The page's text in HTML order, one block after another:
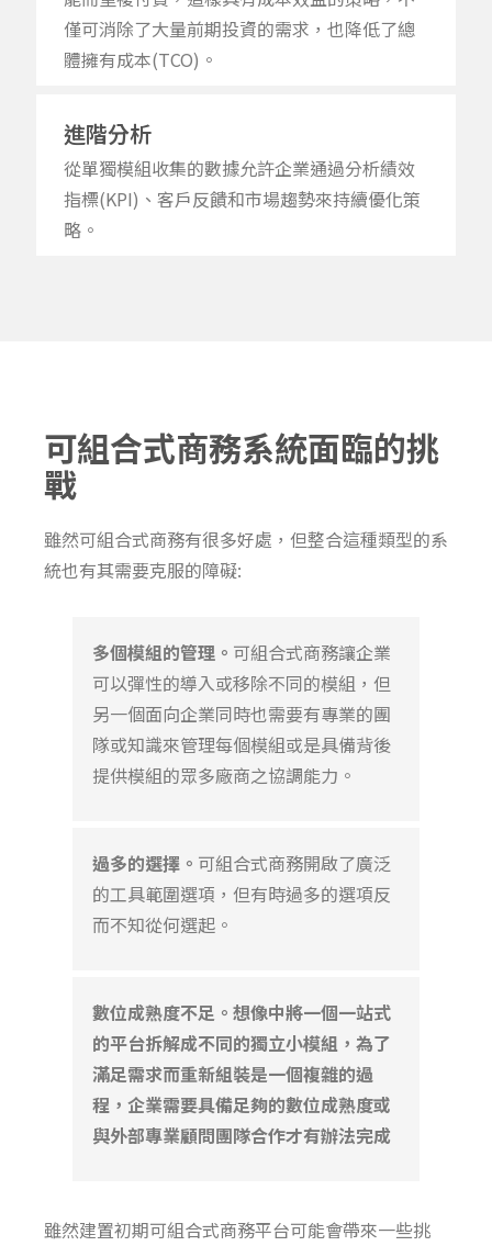
僅可消除了大量前期投資的需求， 也降低了總
體擁有成本(TCO) 。
進階分析
從單獨模組收集的數據允許企業通過分析績效
指標(KPI) 、客戶反饋和市場趨勢來持續優化策
略。
可組合式商務系統面臨的挑
戰
雖然可組合式商務有很多好處 ， 但整合這種類型的系
統也有其需要克服的障礙:
多個模組的管理。 可組合式商務讓企業
可以彈性的導入或移除不同的模組，但
另一個面向企業同時也需要有專業的團
隊或知識來管理每個模組或是具備背後
提供模組的眾多廠商之協調能力。
過多的選擇。 可組合式商務開啟了廣泛
的工具範圍選項，但有時過多的選項反
而不知從何選起。
數位成熟度不足。想像中將一個一站式
的平台拆解成不同的獨立小模組，為了
滿足需求而重新組裝是一個複雜的過
程，企業需要具備足夠的數位成熟度或
與外部專業顧問團隊合作才有辦法完成
雖然建置初期可組合式商務平台可能會帶來一些挑